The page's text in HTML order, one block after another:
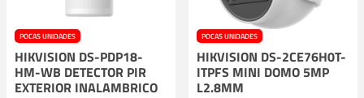
POCAS UNIDADES
HIKVISION DS-PDP18-
HM-WB DETECTOR PIR
EXTERIOR INALAMBRICO
POCAS UNIDADES
HIKVISION DS-2CE76H0T-
ITPFS MINI DOMO 5MP
L2.8MM